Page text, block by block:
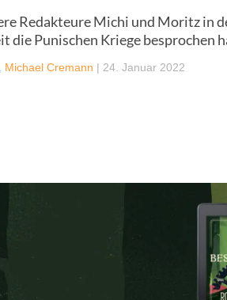
Redakteure Michi und Moritz in
die Punischen Kriege besprochen
Michael Cremann | 24. Januar 2022